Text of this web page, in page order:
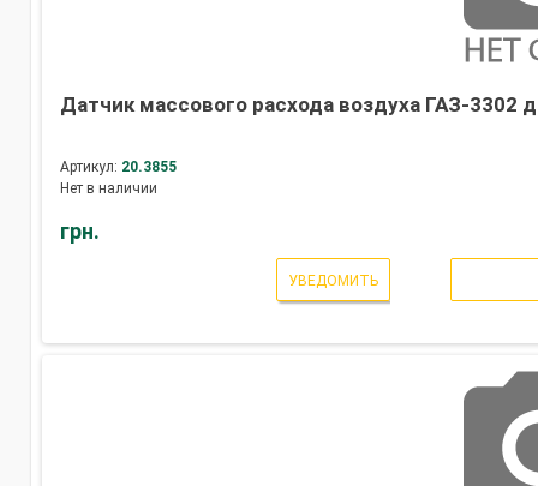
Датчик массового расхода воздуха ГАЗ-3302
Артикул: 20.3855
Нет в наличии
грн.
УВЕДОМИТЬ